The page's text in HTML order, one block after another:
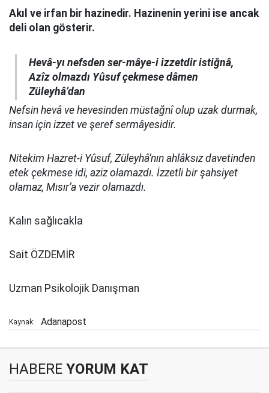
Akıl ve irfan bir hazinedir. Hazinenin yerini ise ancak
deli olan gösterir.
Hevâ-yı nefsden ser-mâye-i izzetdir istiğnâ,
Azîz olmazdı Yûsuf çekmese dâmen
Züleyhâ’dan
Nefsin hevâ ve hevesinden müstağnî olup uzak durmak,
insan için izzet ve şeref sermâyesidir.
Nitekim Hazret-i Yûsuf, Züleyhâ’nın ahlâksız davetinden
etek çekmese idi, aziz olamazdı. İzzetli bir şahsiyet
olamaz, Mısır’a vezir olamazdı.
Kalın sağlıcakla
Sait ÖZDEMİR
Uzman Psikolojik Danışman
Kaynak: Adanapost
HABERE YORUM KAT